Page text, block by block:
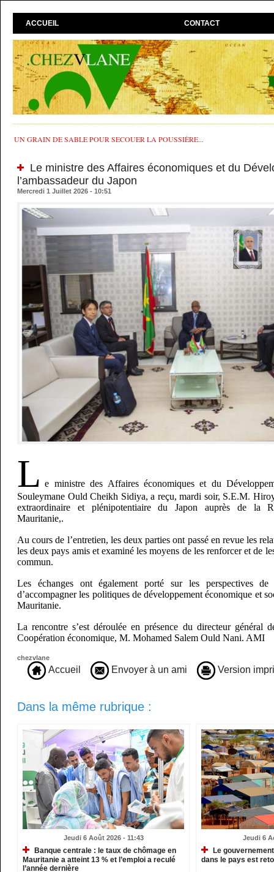
ACCUEIL CONTACT
UN GRAIN DE SABLE POUR SECOUER LA POUSSIÈRE...
Le ministre des Affaires économiques et du
l’ambassadeur du Japon
Mercredi 1 Juillet 2026 - 10:51
L e ministre des Affaires économiques et du
Souleymane Ould Cheikh Sidiya, a reçu, mardi soir, S.E.M.
extraordinaire et plénipotentiaire du Japon auprès de la
Mauritanie,.
Au cours de l’entretien, les deux parties ont passé en revue les
les deux pays amis et examiné les moyens de les renforcer et de
commun.
Les échanges ont également porté sur les perspectives de
d’accompagner les politiques de développement économique et
Mauritanie.
La rencontre s’est déroulée en présence du directeur général
Coopération économique, M. Mohamed Salem Ould Nani. AMI
chezvlane
Accueil Envoyer à un ami Version
Dans la même rubrique :
Jeudi 6 Août 2026 - 11:43
Banque centrale : le taux de chômage en
Mauritanie a atteint 13 % et l’emploi a reculé
l’année dernière
Jeudi 6
Le
dans le pays est